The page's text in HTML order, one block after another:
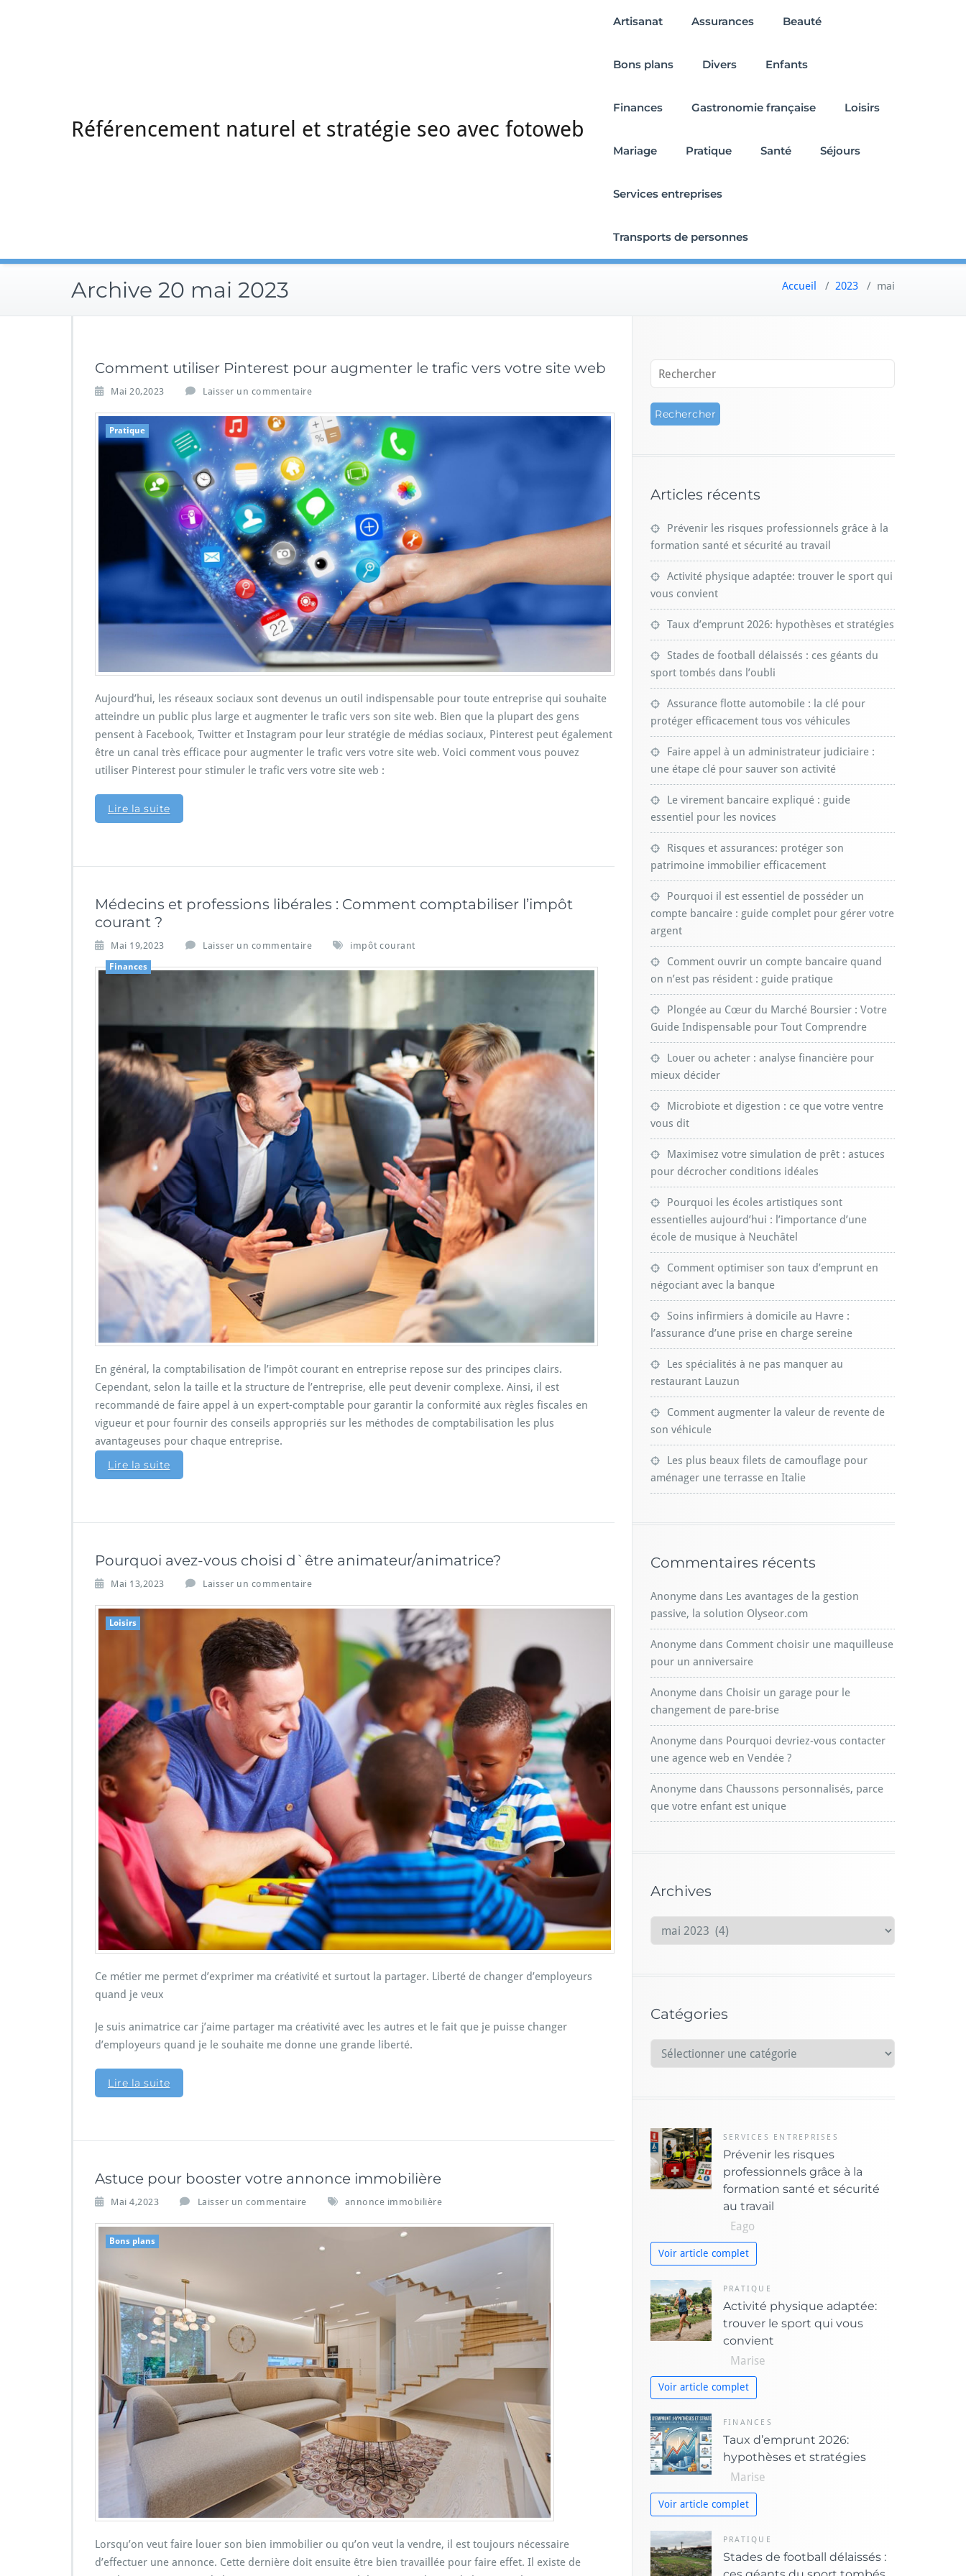
Référencement naturel et stratégie seo avec fotoweb
Artisanat Assurances Beauté
Bons plans Divers Enfants
Finances Gastronomie française Loisirs
Mariage Pratique Santé Séjours
Services entreprises
Transports de personnes
Archive 20 mai 2023 Accueil / 2023 / mai
Comment utiliser Pinterest pour augmenter le trafic vers votre site web
Mai 20,2023 Laisser un commentaire
Pratique
Aujourd’hui, les réseaux sociaux sont devenus un outil indispensable pour toute entreprise qui souhaite
atteindre un public plus large et augmenter le trafic vers son site web. Bien que la plupart des gens
pensent à Facebook, Twitter et Instagram pour leur stratégie de médias sociaux, Pinterest peut également
être un canal très efficace pour augmenter le trafic vers votre site web. Voici comment vous pouvez
utiliser Pinterest pour stimuler le trafic vers votre site web :
Lire la suite
Médecins et professions libérales : Comment comptabiliser l’impôt
courant ?
Mai 19,2023 Laisser un commentaire impôt courant
Finances
En général, la comptabilisation de l’impôt courant en entreprise repose sur des principes clairs.
Cependant, selon la taille et la structure de l’entreprise, elle peut devenir complexe. Ainsi, il est
recommandé de faire appel à un expert-comptable pour garantir la conformité aux règles fiscales en
vigueur et pour fournir des conseils appropriés sur les méthodes de comptabilisation les plus
avantageuses pour chaque entreprise.
Lire la suite
Pourquoi avez-vous choisi d`être animateur/animatrice?
Mai 13,2023 Laisser un commentaire
Loisirs
Ce métier me permet d’exprimer ma créativité et surtout la partager. Liberté de changer d’employeurs
quand je veux
Je suis animatrice car j’aime partager ma créativité avec les autres et le fait que je puisse changer
d’employeurs quand je le souhaite me donne une grande liberté.
Lire la suite
Astuce pour booster votre annonce immobilière
Mai 4,2023 Laisser un commentaire annonce immobilière
Bons plans
Lorsqu’on veut faire louer son bien immobilier ou qu’on veut la vendre, il est toujours nécessaire
d’effectuer une annonce. Cette dernière doit ensuite être bien travaillée pour faire effet. Il existe de
Articles récents
Prévenir les risques professionnels grâce à la
formation santé et sécurité au travail
Activité physique adaptée: trouver le sport qui
vous convient
Taux d’emprunt 2026: hypothèses et stratégies
Stades de football délaissés : ces géants du
sport tombés dans l’oubli
Assurance flotte automobile : la clé pour
protéger efficacement tous vos véhicules
Faire appel à un administrateur judiciaire :
une étape clé pour sauver son activité
Le virement bancaire expliqué : guide
essentiel pour les novices
Risques et assurances: protéger son
patrimoine immobilier efficacement
Pourquoi il est essentiel de posséder un
compte bancaire : guide complet pour gérer votre
argent
Comment ouvrir un compte bancaire quand
on n’est pas résident : guide pratique
Plongée au Cœur du Marché Boursier : Votre
Guide Indispensable pour Tout Comprendre
Louer ou acheter : analyse financière pour
mieux décider
Microbiote et digestion : ce que votre ventre
vous dit
Maximisez votre simulation de prêt : astuces
pour décrocher conditions idéales
Pourquoi les écoles artistiques sont
essentielles aujourd’hui : l’importance d’une
école de musique à Neuchâtel
Comment optimiser son taux d’emprunt en
négociant avec la banque
Soins infirmiers à domicile au Havre :
l’assurance d’une prise en charge sereine
Les spécialités à ne pas manquer au
restaurant Lauzun
Comment augmenter la valeur de revente de
son véhicule
Les plus beaux filets de camouflage pour
aménager une terrasse en Italie
Commentaires récents
Anonyme dans Les avantages de la gestion
passive, la solution Olyseor.com
Anonyme dans Comment choisir une maquilleuse
pour un anniversaire
Anonyme dans Choisir un garage pour le
changement de pare-brise
Anonyme dans Pourquoi devriez-vous contacter
une agence web en Vendée ?
Anonyme dans Chaussons personnalisés, parce
que votre enfant est unique
Archives
r
v
Catégories
a
o
r
i
e
SERVICES ENTREPRISES
Prévenir les risques
professionnels grâce à la
formation santé et sécurité
au travail
Eago
Voir article complet
PRATIQUE
Activité physique adaptée:
trouver le sport qui vous
convient
Marise
Voir article complet
FINANCES
Taux d’emprunt 2026:
hypothèses et stratégies
Marise
Voir article complet
PRATIQUE
Stades de football délaissés :